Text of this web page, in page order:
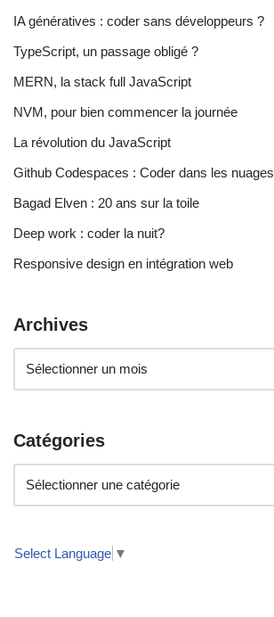
IA génératives : coder sans développeurs ?
TypeScript, un passage obligé ?
MERN, la stack full JavaScript
NVM, pour bien commencer la journée
La révolution du JavaScript
Github Codespaces : Coder dans les nuages
Bagad Elven : 20 ans sur la toile
Deep work : coder la nuit?
Responsive design en intégration web
Archives
Catégories
Select Language ▼